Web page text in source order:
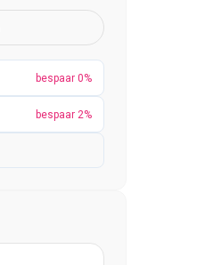
bespaar 0%
bespaar 2%